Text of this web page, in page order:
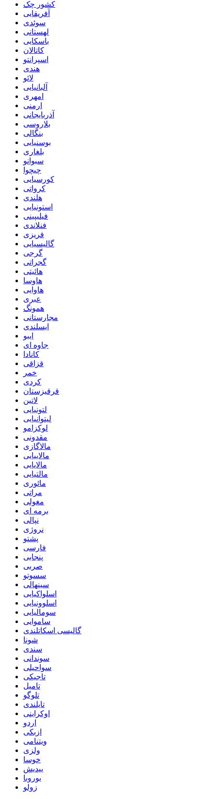
کشور چک
آفریقایی
سوئدی
لهستانی
باسکایی
کاتالان
اسپرانتو
هندی
لائو
آلبانیایی
امهری
ارمنی
آذربایجانی
بلاروسی
بنگالی
بوسنیایی
بلغاری
سبوانو
چیچوا
کورسیایی
کرواتی
هلندی
استونیایی
فیلیپینی
فنلاندی
فریزی
گالیسیایی
گرجی
گجراتی
هائیتی
هاوسا
هاوایی
عبری
همونگ
مجارستانی
ایسلندی
ایبو
جاوه ای
کانادا
قزاقی
خمر
کردی
قرقیزستان
لاتین
لتونیایی
لیتوانیایی
لوکزامو
مقدونی
مالاگازی
مالاییایی
مالایایی
مالتیایی
مائوری
مراتی
مغولی
برمه ای
نپالی
نروژی
پشتو
فارسی
پنجابی
صربی
سسوتو
سینهالی
اسلواکیایی
اسلوونیایی
سومالیایی
ساموایی
گالیسی اسکاتلندی
شونا
سندی
سوندانی
سواحیلی
تاجیکی
تامیل
تلوگو
تایلندی
اوکراینی
اردو
ازبکی
ویتنامی
ولزی
خوسا
ییدیش
یوروبا
زولو